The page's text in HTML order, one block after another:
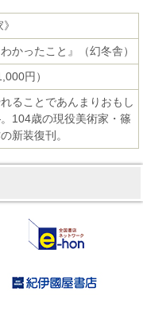
かったこと』（幻冬舎）
円）
ることであんまりおもし
104歳の現役美術家・篠
新装復刊。